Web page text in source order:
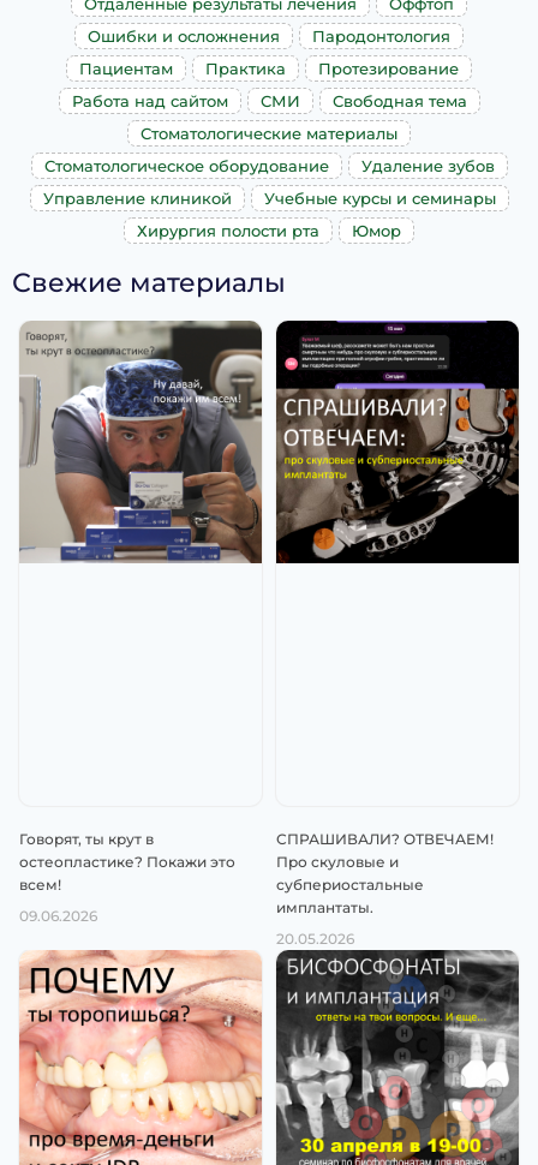
Ошибки и осложнения
Пародонтология
Пациентам
Практика
Протезирование
Работа над сайтом
СМИ
Свободная тема
Стоматологические материалы
Стоматологическое оборудование
Удаление зубов
Управление клиникой
Учебные курсы и семинары
Хирургия полости рта
Юмор
Свежие материалы
Говорят, ты крут в
остеопластике? Покажи это
всем!
09.06.2026
СПРАШИВАЛИ? ОТВЕЧАЕМ!
Про скуловые и
субпериостальные
имплантаты.
20.05.2026